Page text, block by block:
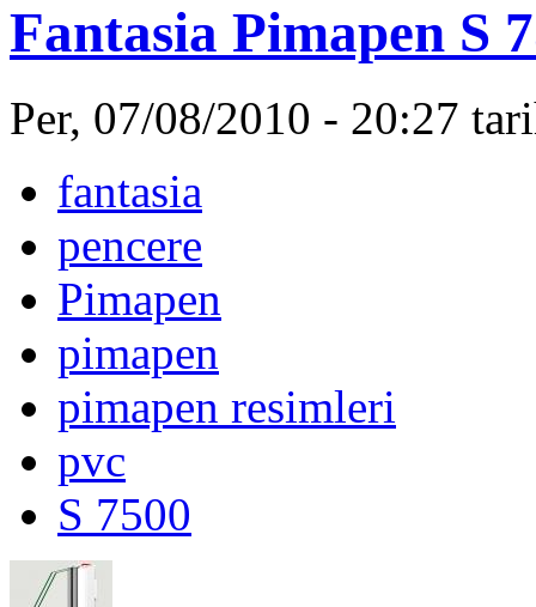
Fantasia Pimapen S
Per, 07/08/2010 - 20:27
fantasia
pencere
Pimapen
pimapen
pimapen resimleri
pvc
S 7500